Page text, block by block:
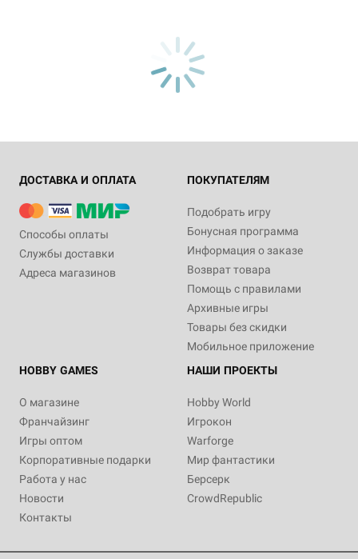
ДОСТАВКА И ОПЛАТА
Способы оплаты
Службы доставки
Адреса магазинов
ПОКУПАТЕЛЯМ
Подобрать игру
Бонусная программа
Информация о заказе
Возврат товара
Помощь с правилами
Архивные игры
Товары без скидки
Мобильное приложение
HOBBY GAMES
О магазине
Франчайзинг
Игры оптом
Корпоративные подарки
Работа у нас
Новости
Контакты
НАШИ ПРОЕКТЫ
Hobby World
Игрокон
Warforge
Мир фантастики
Берсерк
CrowdRepublic